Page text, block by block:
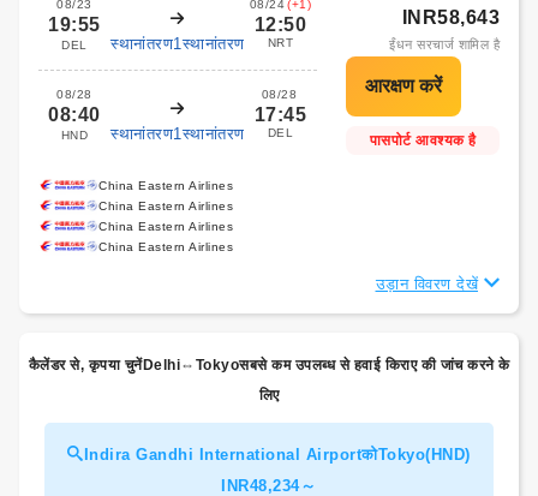
08/23
19:55
DEL स्थानांतरण1स्थानांतरण
08/24 (+1)
12:50
NRT
08/28
08:40
HND स्थानांतरण1स्थानांतरण
08/28
17:45
DEL
INR58,643
ईंधन सरचार्ज शामिल है
पासपोर्ट आवश्यक है
China Eastern Airlines
China Eastern Airlines
China Eastern Airlines
China Eastern Airlines
उड़ान विवरण देखें
कैलेंडर से, कृपया चुनेंDelhi⇔Tokyoसबसे कम उपलब्ध से हवाई किराए की जांच करने के
लिए
Indira Gandhi International AirportकोTokyo(HND)
INR48,234～